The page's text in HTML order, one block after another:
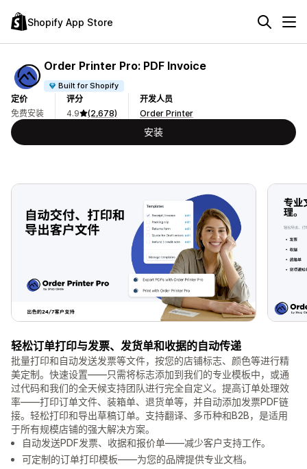
Shopify App Store
Order Printer Pro: PDF Invoice
Built for Shopify
定价
免费安装
评分
4.9
(2,678)
开发人员
Order Printer
安装
轻松订单打印与发票、发货单和收据的自动传递
批量打印和自动发送发票等文件，按您的店铺标志、颜色等进行精
美定制。快速设置——只需将标志添加到我们的专业模板中，或通
过代码和我们的全天候支持团队进行完全自定义。提高订单处理效
率——打印订单文件、装箱单、退货单等，并自动添加发票PDF链
接。轻松打印和导出草稿订单。支持翻译、多币种和B2B，是适用
于所有规模店铺的强大解决方案。
自动发送PDF发票、收据和报价单——减少客户支持工作。
可定制的订单打印模板——为您的品牌提供专业文档。